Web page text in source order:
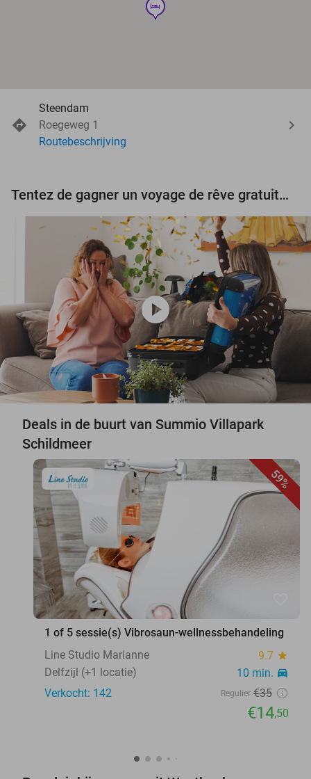
hotel
Steendam
Roegeweg 1
Routebeschrijving
Tentez de gagner un voyage de rêve gratuit d'une valeur de 3.000 € !
play_circle
Deals in de buurt van Summio Villapark
Schildmeer
59%
1 of 5 sessie(s) Vibrosaun-wellnessbehandeling
Line Studio Marianne
9.7 star
Delfzijl (+1 locatie) 10 min. directions_car
Verkocht: 142 Regulier €35
€14,50